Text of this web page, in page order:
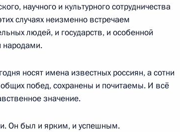
Пырвановым
Молдавии
Гречаной
научного и культурного сотрудничества
случаях неизменно встречаем
людей, и государств, и особенной
народами.
носят имена известных россиян, а сотни
побед, сохранены и почитаемы. И всё
значение.
Он был и ярким, и успешным.